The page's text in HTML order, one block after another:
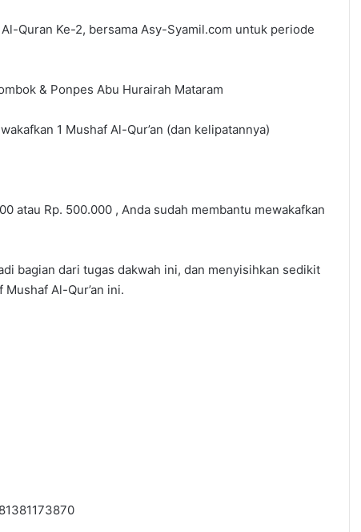
Quran Ke-2, bersama Asy-Syamil.com untuk periode
& Ponpes Abu Hurairah Mataram
1 Mushaf Al-Qur’an (dan kelipatannya)
atau Rp. 500.000 , Anda sudah membantu mewakafkan
bagian dari tugas dakwah ini, dan menyisihkan sedikit
Al-Qur’an ini.